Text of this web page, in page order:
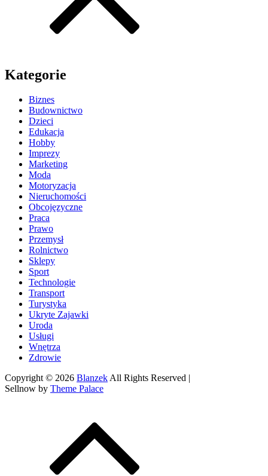
Kategorie
Biznes
Budownictwo
Dzieci
Edukacja
Hobby
Imprezy
Marketing
Moda
Motoryzacja
Nieruchomości
Obcojęzyczne
Praca
Prawo
Przemysł
Rolnictwo
Sklepy
Sport
Technologie
Transport
Turystyka
Ukryte Zajawki
Uroda
Usługi
Wnętrza
Zdrowie
Copyright © 2026 BlanzekAll Rights Reserved |
Sellnow by Theme Palace